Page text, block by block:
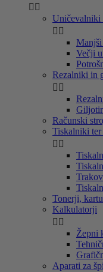
 
Uničevalniki
 
Večji
Rezalniki in
 
Računski
Tiskalniki
 
Tonerji,
Kalkulatorji
 
Žepni
Aparati za